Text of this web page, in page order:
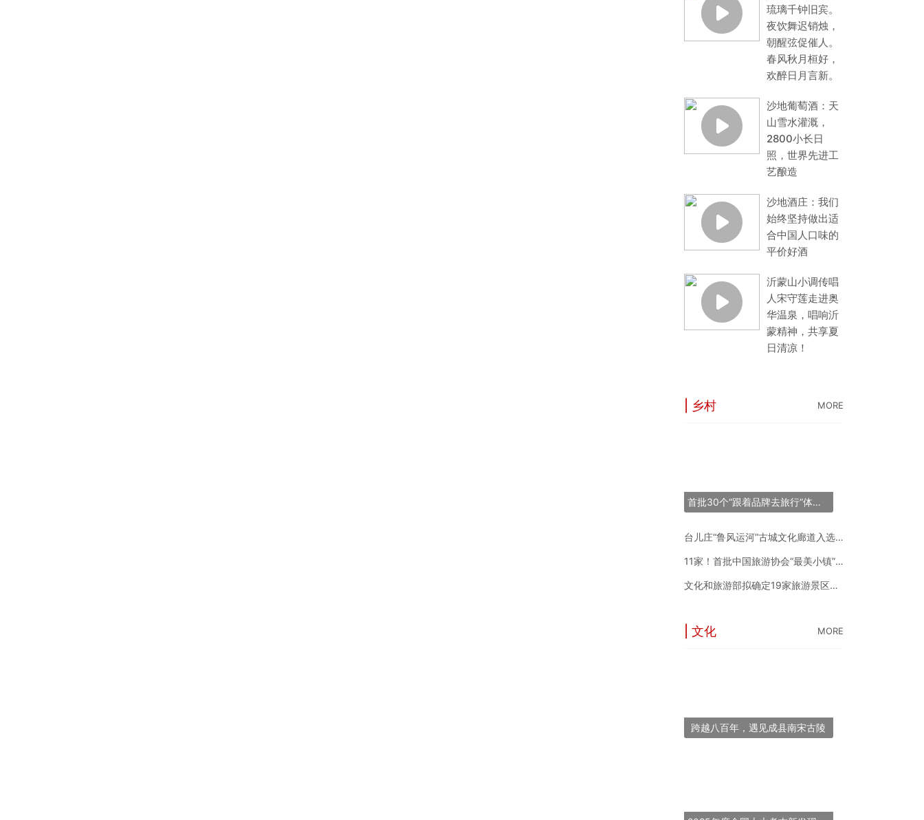
琉璃千钟旧宾。
夜饮舞迟销烛，
朝醒弦促催人。
春风秋月桓好，
欢醉日月言新。
沙地葡萄酒：天
山雪水灌溉，
2800小长日
照，世界先进工
艺酿造
沙地酒庄：我们
始终坚持做出适
合中国人口味的
平价好酒
沂蒙山小调传唱
人宋守莲走进奥
华温泉，唱响沂
蒙精神，共享夏
日清凉！
| 乡村 MORE
首批30个“跟着品牌去旅行”体验地推荐名单正式发布
台儿庄“鲁风运河”古城文化廊道入选2024年度中国“十大最美农村路”
11家！首批中国旅游协会“最美小镇”新鲜出炉
文化和旅游部拟确定19家旅游景区为国家5A级旅游景区
| 文化 MORE
跨越八百年，遇见成县南宋古陵